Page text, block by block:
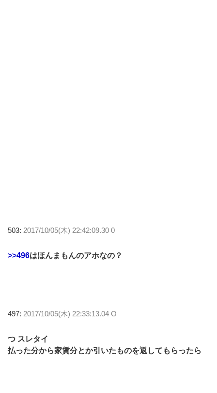
503: 2017/10/05(木) 22:42:09.30 0
>>496はほんまもんのアホなの？
497: 2017/10/05(木) 22:33:13.04 O
つ スレタイ
払った分から家賃分とか引いたものを返してもらったら